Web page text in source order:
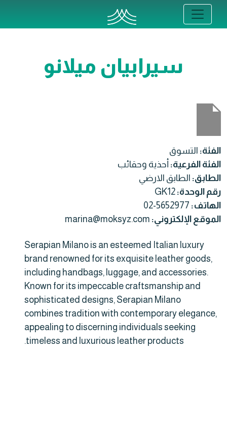
سيرابيان ميلانو
الفئة: التسوق
الفئة الفرعية: أحذية وحقائب
الطابق: الطابق الارضي
رقم الوحدة: GK12
الهاتف: 02-5652977
الموقع الإلكتروني: marina@moksyz.com
Serapian Milano is an esteemed Italian luxury
brand renowned for its exquisite leather goods,
including handbags, luggage, and accessories.
Known for its impeccable craftsmanship and
sophisticated designs, Serapian Milano
combines tradition with contemporary elegance,
appealing to discerning individuals seeking
timeless and luxurious leather products.